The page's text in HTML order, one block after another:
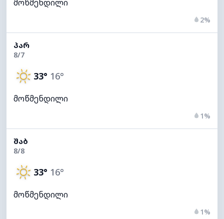
მოწმენდილი
2%
ᲞᲐᲠ
8/7
33° 16°
მოწმენდილი
1%
ᲨᲐᲑ
8/8
33° 16°
მოწმენდილი
1%